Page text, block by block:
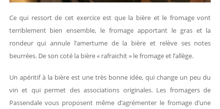
Ce qui ressort de cet exercice est que la bière et le fromage vont
terriblement bien ensemble, le fromage apportant le gras et la
rondeur qui annule l’amertume de la bière et relève ses notes
beurrées. De son coté la bière « rafraichit » le fromage et l’allège.
Un apéritif à la bière est une très bonne idée, qui change un peu du
vin et qui permet des associations originales. Les fromagers de
Passendale vous proposent même d’agrémenter le fromage d’une